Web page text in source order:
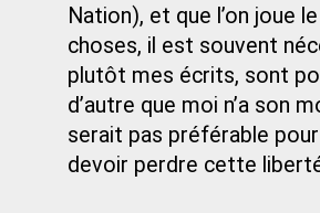
Nation), et que l’on joue
choses, il est souvent
plutôt mes écrits, sont
d’autre que moi n’a son
serait pas préférable
devoir perdre cette